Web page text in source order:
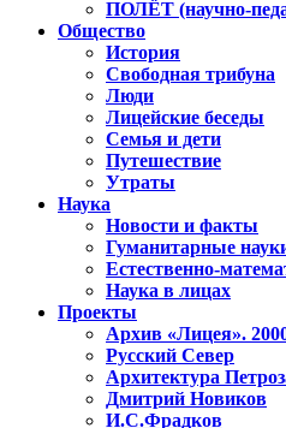
ПОЛЁТ (научно-
Общество
История
Свободная трибуна
Люди
Лицейские беседы
Семья и дети
Путешествие
Утраты
Наука
Новости и факты
Гуманитарные
Естественно-
Наука в лицах
Проекты
Архив «Лицея».
Русский Север
Архитектура
Дмитрий Новиков
И.С.Фрадков